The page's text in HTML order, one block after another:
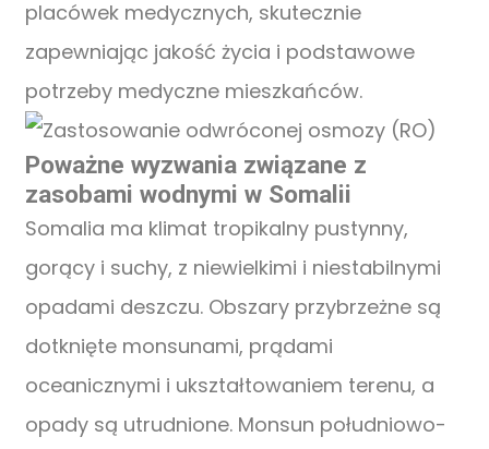
placówek medycznych, skutecznie
zapewniając jakość życia i podstawowe
potrzeby medyczne mieszkańców.
Poważne wyzwania związane z
zasobami wodnymi w Somalii
Somalia ma klimat tropikalny pustynny,
gorący i suchy, z niewielkimi i niestabilnymi
opadami deszczu. Obszary przybrzeżne są
dotknięte monsunami, prądami
oceanicznymi i ukształtowaniem terenu, a
opady są utrudnione. Monsun południowo-